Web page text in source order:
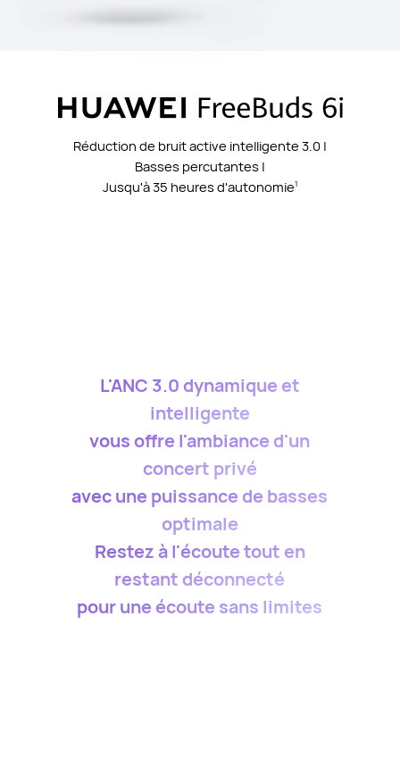
Réduction de bruit active intelligente 3.0 |
Basses percutantes |
Jusqu'à 35 heures d'autonomie1
L'ANC 3.0 dynamique et
intelligente
vous offre l'ambiance d'un
concert privé
avec une puissance de basses
optimale
Restez à l'écoute tout en
restant déconnecté
pour une écoute sans limites